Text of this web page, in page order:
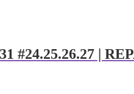
#24.25.26.27 |